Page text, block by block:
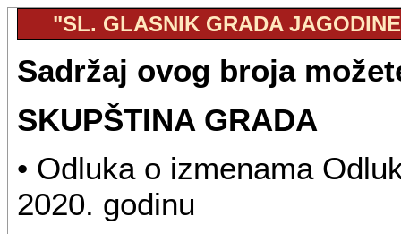
"SL. GLASNIK GRADA
Sadržaj ovog broja
SKUPŠTINA GRADA
• Odluka o izmenama
2020. godinu